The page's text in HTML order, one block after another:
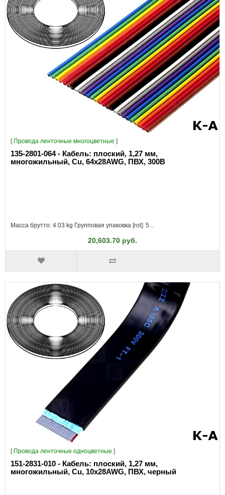
[ Провода ленточные многоцветные ]
135-2801-064 - Кабель: плоский, 1,27 мм,
многожильный, Cu, 64x28AWG, ПВХ, 300В
Масса брутто: 4.03 kg Групповая упаковка [rol]: 5 ..
20,603.70 руб.
[ Провода ленточные одноцветные ]
151-2831-010 - Кабель: плоский, 1,27 мм,
многожильный, Cu, 10x28AWG, ПВХ, черный